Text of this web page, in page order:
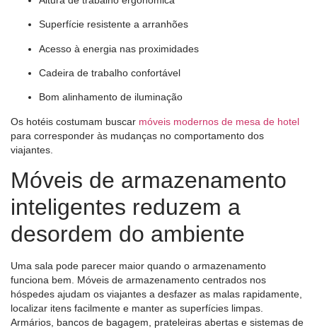
Superfície resistente a arranhões
Acesso à energia nas proximidades
Cadeira de trabalho confortável
Bom alinhamento de iluminação
Os hotéis costumam buscar móveis modernos de mesa de hotel
para corresponder às mudanças no comportamento dos
viajantes.
Móveis de armazenamento
inteligentes reduzem a
desordem do ambiente
Uma sala pode parecer maior quando o armazenamento
funciona bem. Móveis de armazenamento centrados nos
hóspedes ajudam os viajantes a desfazer as malas rapidamente,
localizar itens facilmente e manter as superfícies limpas.
Armários, bancos de bagagem, prateleiras abertas e sistemas de